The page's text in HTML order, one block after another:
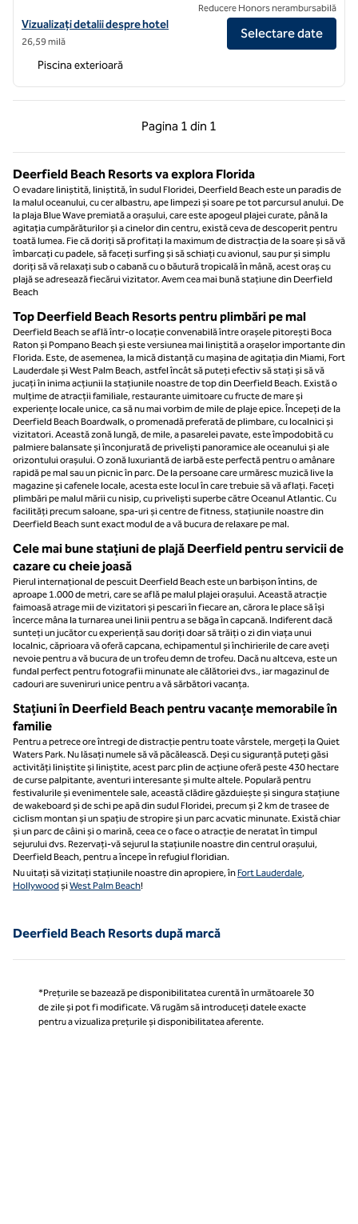
Vizualizați detaliile hotelului DoubleTree Resort & Spa by Hilton
Vizualizați detalii despre hotel
26,59 milă
Reducere Honors nerambursabilă
Selectare date
Piscina exterioară
Pagina 1 din 1
Pagina anterioară, 1 din 1
Pagina 1 din 1
Deerfield Beach Resorts va explora Florida
O evadare liniștită, liniștită, în sudul Floridei, Deerfield Beach este un paradis de
la malul oceanului, cu cer albastru, ape limpezi și soare pe tot parcursul anului. De
la plaja Blue Wave premiată a orașului, care este apogeul plajei curate, până la
agitația cumpărăturilor și a cinelor din centru, există ceva de descoperit pentru
toată lumea. Fie că doriți să profitați la maximum de distracția de la soare și să vă
îmbarcați cu padele, să faceți surfing și să schiați cu avionul, sau pur și simplu
doriți să vă relaxați sub o cabană cu o băutură tropicală în mână, acest oraș cu
plajă se adresează fiecărui vizitator. Avem cea mai bună stațiune din Deerfield
Beach
Top Deerfield Beach Resorts pentru plimbări pe mal
Deerfield Beach se află într-o locație convenabilă între orașele pitorești Boca
Raton și Pompano Beach și este versiunea mai liniștită a orașelor importante din
Florida. Este, de asemenea, la mică distanță cu mașina de agitația din Miami, Fort
Lauderdale și West Palm Beach, astfel încât să puteți efectiv să stați și să vă
jucați în inima acțiunii la stațiunile noastre de top din Deerfield Beach. Există o
mulțime de atracții familiale, restaurante uimitoare cu fructe de mare și
experiențe locale unice, ca să nu mai vorbim de mile de plaje epice. Începeți de la
Deerfield Beach Boardwalk, o promenadă preferată de plimbare, cu localnici și
vizitatori. Această zonă lungă, de mile, a pasarelei pavate, este împodobită cu
palmiere balansate și înconjurată de priveliști panoramice ale oceanului și ale
orizontului orașului. O zonă luxuriantă de iarbă este perfectă pentru o amânare
rapidă pe mal sau un picnic în parc. De la persoane care urmăresc muzică live la
magazine și cafenele locale, acesta este locul în care trebuie să vă aflați. Faceți
plimbări pe malul mării cu nisip, cu priveliști superbe către Oceanul Atlantic. Cu
facilități precum saloane, spa-uri și centre de fitness, stațiunile noastre din
Deerfield Beach sunt exact modul de a vă bucura de relaxare pe mal.
Cele mai bune stațiuni de plajă Deerfield pentru servicii de
cazare cu cheie joasă
Pierul internațional de pescuit Deerfield Beach este un barbișon întins, de
aproape 1.000 de metri, care se află pe malul plajei orașului. Această atracție
faimoasă atrage mii de vizitatori și pescari în fiecare an, cărora le place să își
încerce mâna la turnarea unei linii pentru a se băga în capcană. Indiferent dacă
sunteți un jucător cu experiență sau doriți doar să trăiți o zi din viața unui
localnic, căprioara vă oferă capcana, echipamentul și închirierile de care aveți
nevoie pentru a vă bucura de un trofeu demn de trofeu. Dacă nu altceva, este un
fundal perfect pentru fotografii minunate ale călătoriei dvs., iar magazinul de
cadouri are suveniruri unice pentru a vă sărbători vacanța.
Stațiuni în Deerfield Beach pentru vacanțe memorabile în
familie
Pentru a petrece ore întregi de distracție pentru toate vârstele, mergeți la Quiet
Waters Park. Nu lăsați numele să vă păcălească. Deși cu siguranță puteți găsi
activități liniștite și liniștite, acest parc plin de acțiune oferă peste 430 hectare
de curse palpitante, aventuri interesante și multe altele. Populară pentru
festivalurile și evenimentele sale, această clădire găzduiește și singura stațiune
de wakeboard și de schi pe apă din sudul Floridei, precum și 2 km de trasee de
ciclism montan și un spațiu de stropire și un parc acvatic minunate. Există chiar
și un parc de câini și o marină, ceea ce o face o atracție de neratat în timpul
sejurului dvs. Rezervați-vă sejurul la stațiunile noastre din centrul orașului,
Deerfield Beach, pentru a începe în refugiul floridian.
Nu uitați să vizitați stațiunile noastre din apropiere, înFort Lauderdale,
HollywoodșiWest Palm Beach!
Deerfield Beach Resorts după marcă
*Prețurile se bazează pe disponibilitatea curentă în următoarele 30
de zile și pot fi modificate. Vă rugăm să introduceți datele exacte
pentru a vizualiza prețurile și disponibilitatea aferente.